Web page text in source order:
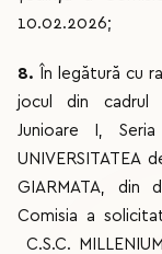
10.02.2026;
8.
În legătură cu
jocul din cadrul
Junioare I,
UNIVERSITATEA
GIARMATA, din
Comisia a
C.S.C.